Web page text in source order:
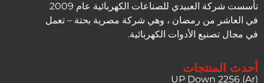
تأسست شركة العبيدي للصناعات الكهربائية عام 2009
في العاشر من رمضان ، وهي شركة مصرية بحتة – تعمل
في مجال تصنيع الأدوات الكهربائية.
أحدث المنتجات
UP Down 2256 (Ar)